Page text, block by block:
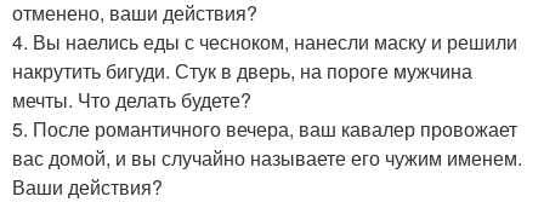
отменено, ваши действия?
4. Вы наелись еды с чесноком, нанесли маску и решили
накрутить бигуди. Стук в дверь, на пороге мужчина
мечты. Что делать будете?
5. После романтичного вечера, ваш кавалер провожает
вас домой, и вы случайно называете его чужим именем.
Ваши действия?